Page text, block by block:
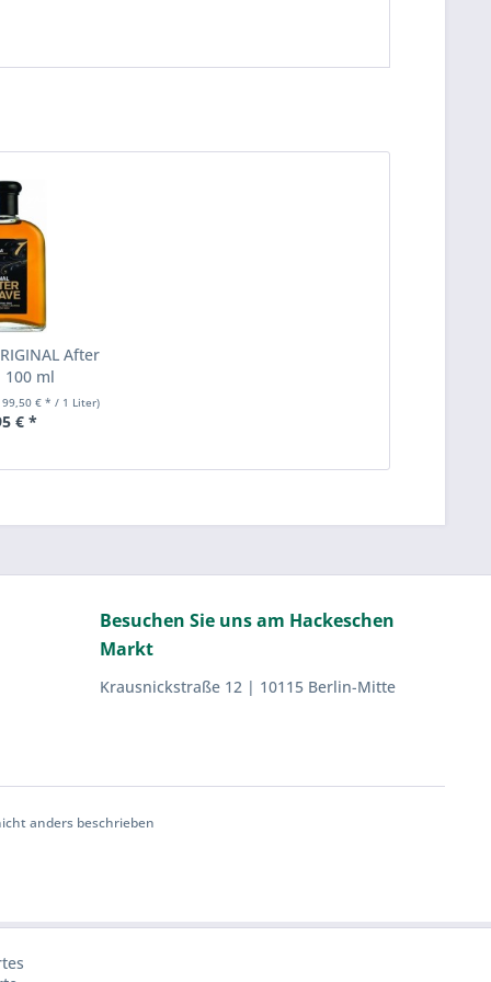
After
100 ml
€ * / 1 Liter)
€ *
Besuchen Sie uns am Hackeschen
Markt
Krausnickstraße 12 | 10115 Berlin-Mitte
anders beschrieben